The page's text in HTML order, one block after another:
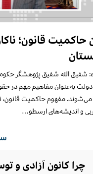
نظم جدید، زباله‌دان
کانون آزادی و توسعه نخستین
هویت و جامعه» خویش را تحت
افغانستان» با سخنرانی دکتر
کانون و میزبانی استاد…
با سقوط نظام جمهوری در